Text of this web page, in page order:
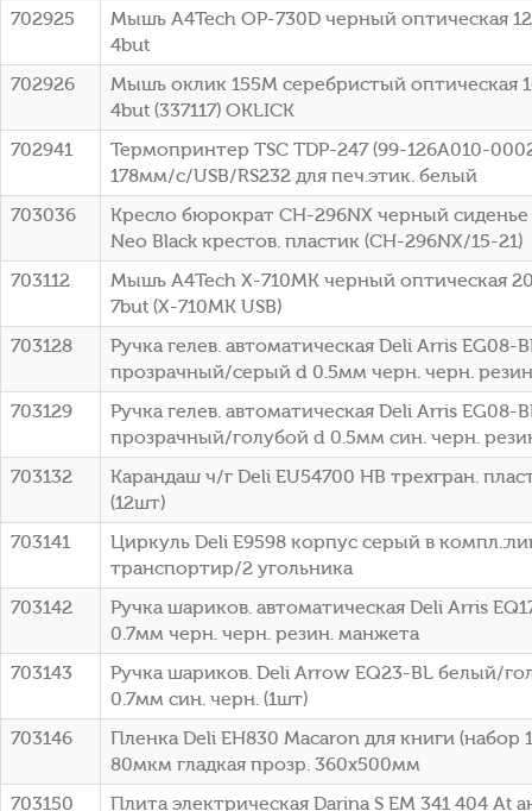
702925
Мышь A4Tech OP-730D черный оптическая
4but
702926
Мышь оклик 155M серебристый оптическая
4but (337117) OKLICK
702941
Термопринтер TSC TDP-247 (99-126A010-
178мм/с/USB/RS232 для печ.этик. белый
703036
Кресло бюрократ CH-296NX черный
Neo Black крестов. пластик (CH-296NX/15-21)
703112
Мышь A4Tech X-710MK черный оптическая
7but (X-710MK USB)
703128
Ручка гелев. автоматическая Deli Arris EG08-
прозрачный/серый d 0.5мм черн. черн.
703129
Ручка гелев. автоматическая Deli Arris EG08-
прозрачный/голубой d 0.5мм син. черн.
703132
Карандаш ч/г Deli EU54700 HB трехгран.
(12шт)
703141
Циркуль Deli E9598 корпус серый в
транспортир/2 угольника
703142
Ручка шариков. автоматическая Deli Arris
0.7мм черн. черн. резин. манжета
703143
Ручка шариков. Deli Arrow EQ23-BL белый/
0.7мм син. черн. (1шт)
703146
Пленка Deli EH830 Macaron для книги (набор
80мкм гладкая прозр. 360х500мм
703150
Плита электрическая Darina S EM 341 404 At